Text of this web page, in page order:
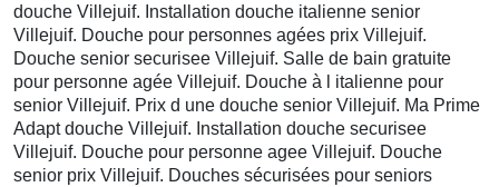
douche Villejuif. Installation douche italienne senior
Villejuif. Douche pour personnes agées prix Villejuif.
Douche senior securisee Villejuif. Salle de bain gratuite
pour personne agée Villejuif. Douche à l italienne pour
senior Villejuif. Prix d une douche senior Villejuif. Ma Prime
Adapt douche Villejuif. Installation douche securisee
Villejuif. Douche pour personne agee Villejuif. Douche
senior prix Villejuif. Douches sécurisées pour seniors